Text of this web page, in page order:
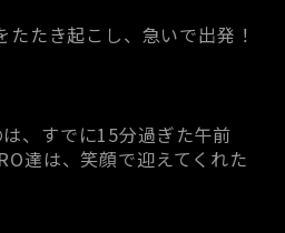
たき起こし、急いで出発！
、すでに15分過ぎた午前
達は、笑顔で迎えてくれた